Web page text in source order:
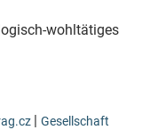
wohltätiges
| Gesellschaft